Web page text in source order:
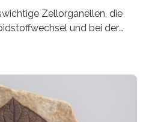
Zellorganellen, die
und bei der
Enzyme präzise in
um Prof. Dr. Ralf Erdmann
hat nun einen bislang
des